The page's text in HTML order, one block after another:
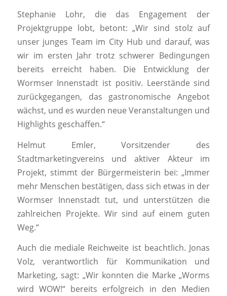
Stephanie Lohr, die das Engagement der
Projektgruppe lobt, betont: „Wir sind stolz auf
unser junges Team im City Hub und darauf, was
wir im ersten Jahr trotz schwerer Bedingungen
bereits erreicht haben. Die Entwicklung der
Wormser Innenstadt ist positiv. Leerstände sind
zurückgegangen, das gastronomische Angebot
wächst, und es wurden neue Veranstaltungen und
Highlights geschaffen.“
Helmut Emler, Vorsitzender des
Stadtmarketingvereins und aktiver Akteur im
Projekt, stimmt der Bürgermeisterin bei: „Immer
mehr Menschen bestätigen, dass sich etwas in der
Wormser Innenstadt tut, und unterstützen die
zahlreichen Projekte. Wir sind auf einem guten
Weg.“
Auch die mediale Reichweite ist beachtlich. Jonas
Volz, verantwortlich für Kommunikation und
Marketing, sagt: „Wir konnten die Marke „Worms
wird WOW!“ bereits erfolgreich in den Medien